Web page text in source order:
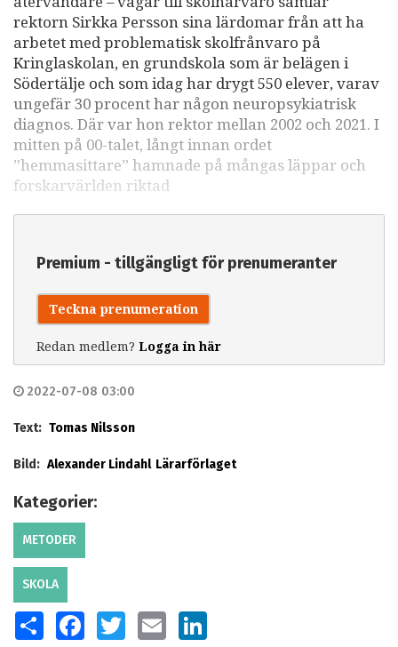
rektorn Sirkka Persson sina lärdomar från att ha
arbetet med problematisk skolfrånvaro på
Kringlaskolan, en grundskola som är belägen i
Södertälje och som idag har drygt 550 elever, varav
ungefär 30 procent har någon neuropsykiatrisk
diagnos. Där var hon rektor mellan 2002 och 2021. I
mitten på 00-talet, långt innan ordet
”hemmasittare” hamnade på mångas läppar och
forskarvärlden riktad
Premium - tillgängligt för prenumeranter
Teckna prenumeration
Redan medlem? Logga in här
2022-07-08 03:00
Text: Tomas Nilsson
Bild: Alexander Lindahl Lärarförlaget
Kategorier:
METODER
SKOLA
SHARE FACEBOOKTWITTER EMAIL